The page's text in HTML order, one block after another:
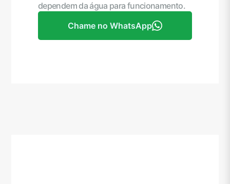
dependem da água para funcionamento.
Chame no WhatsApp